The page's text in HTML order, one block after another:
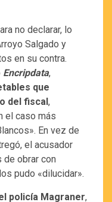
no declarar, lo
Salgado y
en su contra.
Encripdata,
que
del fiscal,
el caso más
En vez de
el acusador
de obrar con
pudo «dilucidar».
policía Magraner,